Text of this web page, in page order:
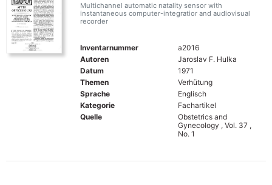
Multichannel automatic natality sensor with
instantaneous computer-integratior and audiovisual
recorder
Inventarnummer
a2016
Autoren
Jaroslav F. Hulka
Datum
1971
Themen
Verhütung
Sprache
Englisch
Kategorie
Fachartikel
Quelle
Obstetrics and
Gynecology , Vol. 37 ,
No. 1